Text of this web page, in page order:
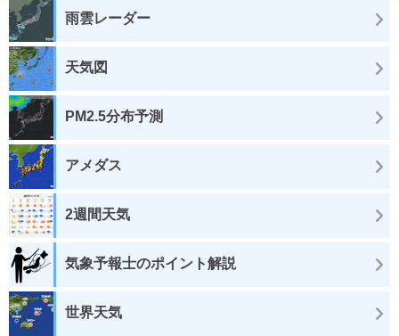
雨雲レーダー
天気図
PM2.5分布予測
アメダス
2週間天気
気象予報士のポイント解説
世界天気